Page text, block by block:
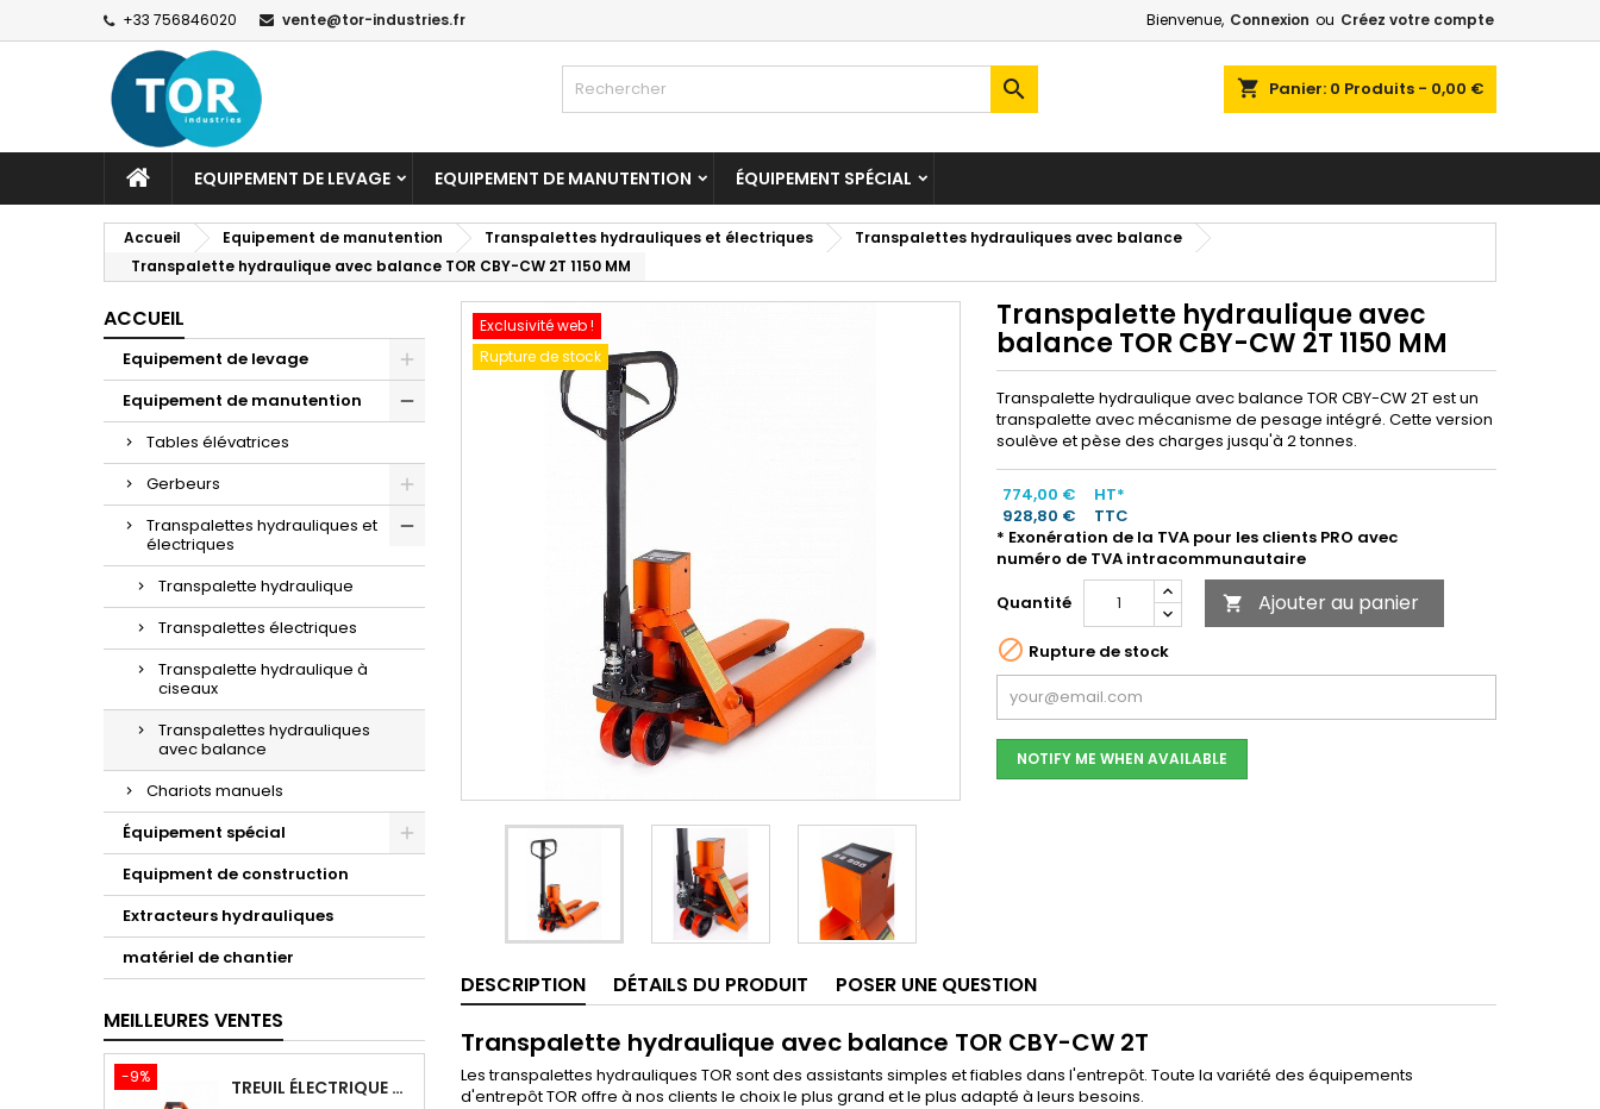
+33 756846020 vente@tor-industries.fr Bienvenue, Connexion ou Créez votre compte
shopping_cart Panier: 0 Produits - 0,00 €

EQUIPEMENT DE LEVAGE EQUIPEMENT DE MANUTENTION ÉQUIPEMENT SPÉCIAL
Accueil Equipement de manutention Transpalettes hydrauliques et électriques
Transpalettes hydrauliques avec balance
Transpalette hydraulique avec balance TOR CBY-CW 2T 1150 MM
ACCUEIL
Equipement de levage
Equipement de manutention
Tables élévatrices
Gerbeurs
Transpalettes hydrauliques et
électriques
Transpalette hydraulique
Transpalettes électriques
Transpalette hydraulique à
ciseaux
Transpalettes hydrauliques
avec balance
Chariots manuels
Équipement spécial
Equipment de construction
Extracteurs hydrauliques
matériel de chantier
MEILLEURES VENTES
-9% TREUIL ÉLECTRIQUE PORTABLE AVEC TÉLÉCOMMANDE TOR SQ-02-450KG/4.6M
Exclusivité web !
Rupture de stock
Transpalette hydraulique avec
balance TOR CBY-CW 2T 1150 MM
Transpalette hydraulique avec balance TOR CBY-CW 2T est un
transpalette avec mécanisme de pesage intégré. Cette version
soulève et pèse des charges jusqu'à 2 tonnes.
774,00 €
HT*
928,80 €
TTC
* Exonération de la TVA pour les clients PRO avec
numéro de TVA intracommunautaire
Quantité
 Ajouter au panier
 Rupture de stock
NOTIFY ME WHEN AVAILABLE
DESCRIPTION DÉTAILS DU PRODUIT POSER UNE QUESTION
Transpalette hydraulique avec balance TOR CBY-CW 2T
Les transpalettes hydrauliques TOR sont des assistants simples et fiables dans l'entrepôt. Toute la variété des équipements
d'entrepôt TOR offre à nos clients le choix le plus grand et le plus adapté à leurs besoins.